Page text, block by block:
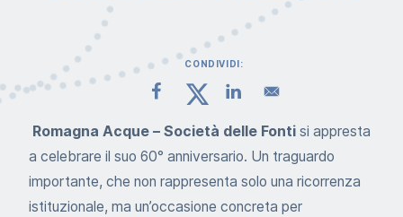
CONDIVIDI:
Romagna Acque – Società delle Fontisi appresta
a celebrare il suo 60° anniversario. Un traguardo
importante, che non rappresenta solo una ricorrenza
istituzionale, ma un’occasione concreta per